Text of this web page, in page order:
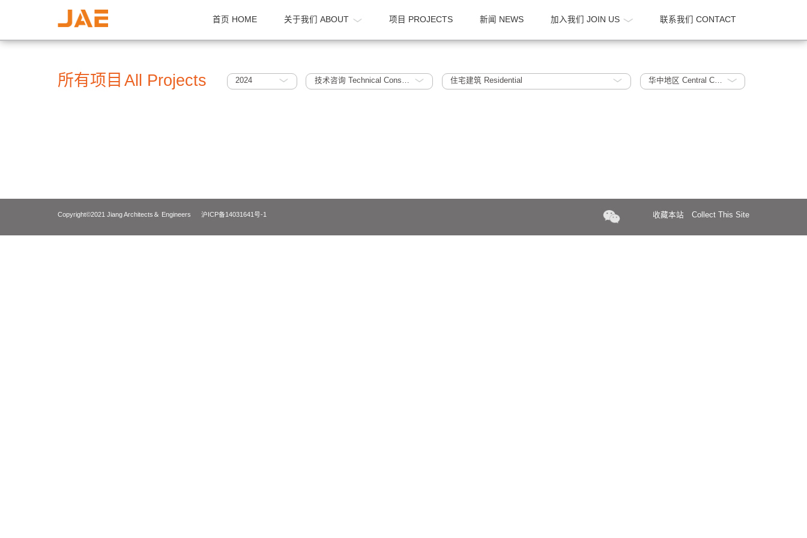
首页 HOME 关于我们 ABOUT 项目 PROJECTS 新闻 NEWS 加入我们 JOIN US 联系我们
所有项目All Projects 2024 技术咨询 Technical Consultation 住宅建筑 Residential
Copyright©2021 Jiang Architects＆ Engineers 沪ICP备14031641号-1